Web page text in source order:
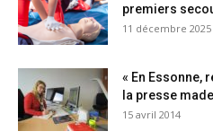
premiers
11 décembre 2025
« En Essonne,
la presse
15 avril 2014